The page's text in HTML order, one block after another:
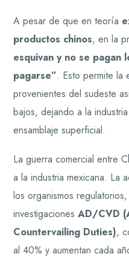
A pesar de que en teoría
productos chinos, en la
esquivan y no se pagan
pagarse”. Esto permite la
provenientes del sudeste
bajos, dejando a la
ensamblaje superficial.
La guerra comercial entre
a la industria mexicana. La
los organismos
investigacionesAD/CVD
Countervailing Duties),
al 40% y aumentan cada